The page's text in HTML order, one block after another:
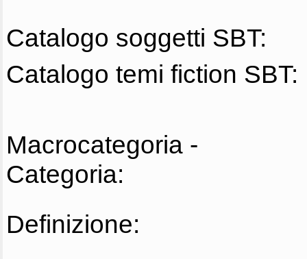
Catalogo soggetti SBT:
Catalogo temi fiction SBT:
Macrocategoria -
Categoria:
Definizione: